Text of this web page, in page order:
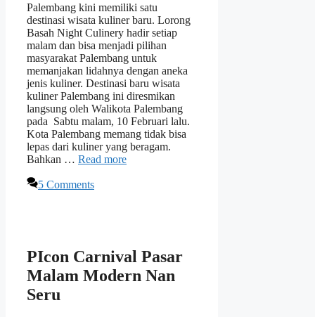
Palembang kini memiliki satu
destinasi wisata kuliner baru. Lorong
Basah Night Culinery hadir setiap
malam dan bisa menjadi pilihan
masyarakat Palembang untuk
memanjakan lidahnya dengan aneka
jenis kuliner. Destinasi baru wisata
kuliner Palembang ini diresmikan
langsung oleh Walikota Palembang
pada Sabtu malam, 10 Februari lalu.
Kota Palembang memang tidak bisa
lepas dari kuliner yang beragam.
Bahkan … Read more
5 Comments
PIcon Carnival Pasar
Malam Modern Nan
Seru